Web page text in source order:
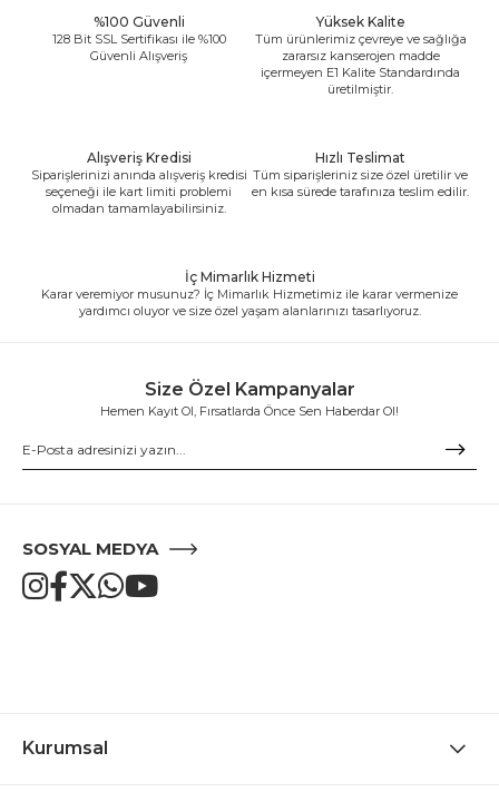
%100 Güvenli
128 Bit SSL Sertifikası ile %100
Güvenli Alışveriş
Yüksek Kalite
Tüm ürünlerimiz çevreye ve sağlığa
zararsız kanserojen madde
içermeyen E1 Kalite Standardında
üretilmiştir.
Alışveriş Kredisi
Siparişlerinizi anında alışveriş kredisi
seçeneği ile kart limiti problemi
olmadan tamamlayabilirsiniz.
Hızlı Teslimat
Tüm siparişleriniz size özel üretilir ve
en kısa sürede tarafınıza teslim edilir.
İç Mimarlık Hizmeti
Karar veremiyor musunuz? İç Mimarlık Hizmetimiz ile karar vermenize
yardımcı oluyor ve size özel yaşam alanlarınızı tasarlıyoruz.
Size Özel Kampanyalar
Hemen Kayıt Ol, Fırsatlarda Önce Sen Haberdar Ol!
SOSYAL MEDYA
Kurumsal